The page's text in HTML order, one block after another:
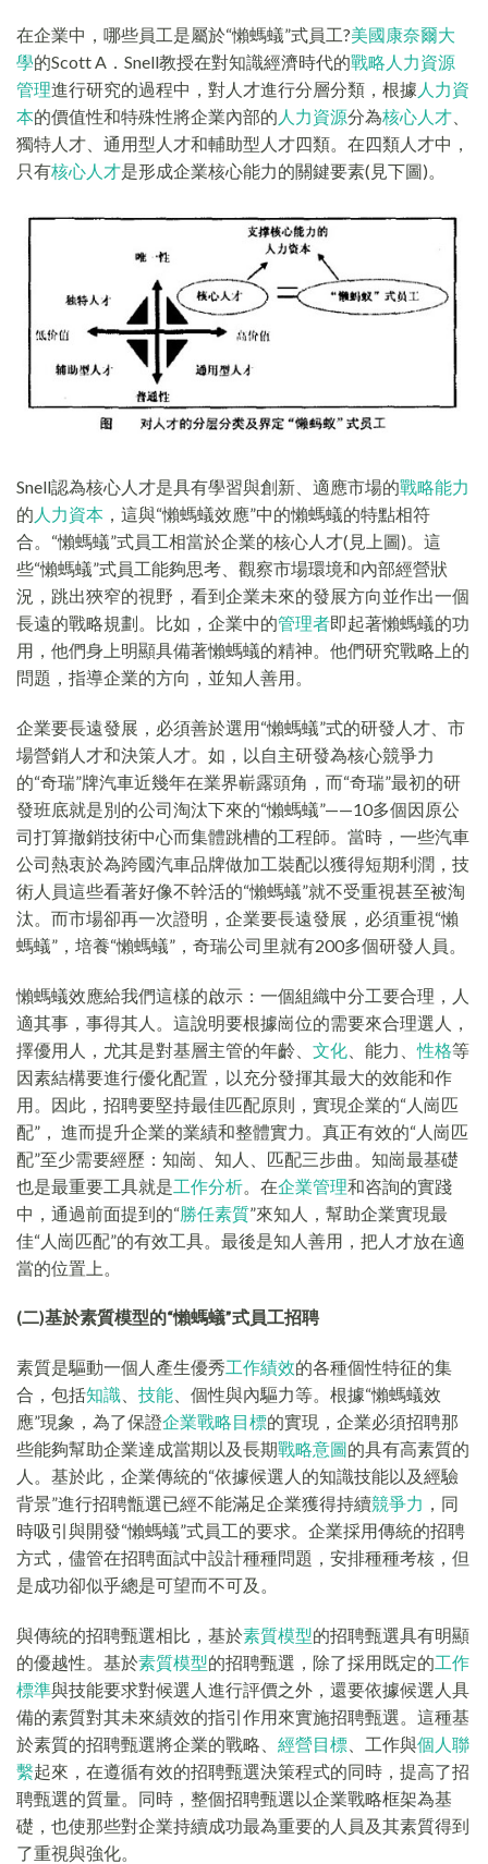
在企業中，哪些員工是屬於“懶螞蟻”式員工?美國康奈爾大
學的Scott A．Snell教授在對知識經濟時代的戰略人力資源
管理進行研究的過程中，對人才進行分層分類，根據 人力資
本的價值性和特殊性將企業內部的 人力資源分為核心人才
獨特人才、通用型人才和輔助型人才四類。在四類人才中，
只有核心人才是形成企業核心能力的關鍵要素(見下圖)。
Snell認為核心人才是具有學習與創新、適應市場的戰略能力
的 人力資本 ，這與“懶螞蟻效應”中的懶螞蟻的特點相符
合。“懶螞蟻”式員工相當於企業的核心人才(見上圖)。這
些“懶螞蟻”式員工能夠思考、觀察市場環境和內部經營狀
況，跳出狹窄的視野，看到企業未來的發展方向並作出一個
長遠的戰略規劃。比如，企業中的管理者即起著懶螞蟻的功
用，他們身上明顯具備著懶螞蟻的精神。他們研究戰略上的
問題，指導企業的方向，並知人善用。
企業要長遠發展，必須善於選用“懶螞蟻”式的研發人才、市
場營銷人才和決策人才。如，以自主研發為核心競爭力
的“奇瑞”牌汽車近幾年在業界嶄露頭角，而“奇瑞”最初的研
發班底就是別的公司淘汰下來的“懶螞蟻”——10多個因原公
司打算撤銷技術中心而集體跳槽的工程師。當時，一些汽車
公司熱衷於為跨國汽車品牌做加工裝配以獲得短期利潤，技
術人員這些看著好像不幹活的“懶螞蟻”就不受重視甚至被淘
汰。而市場卻再一次證明，企業要長遠發展，必須重視“懶
螞蟻”，培養“懶螞蟻”，奇瑞公司里就有200多個研發人員。
懶螞蟻效應給我們這樣的啟示：一個組織中分工要合理，人
適其事，事得其人。這說明要根據崗位的需要來合理選人，
擇優用人，尤其是對基層主管的年齡、 文化 、能力、性格等
因素結構要進行優化配置，以充分發揮其最大的效能和作
用。因此，招聘要堅持最佳匹配原則，實現企業的“人崗匹
配”， 進而提升企業的業績和整體實力。真正有效的“人崗匹
配”至少需要經歷：知崗、知人、匹配三步曲。知崗最基礎
也是最重要工具就是工作分析 。在企業管理和咨詢的實踐
中，通過前面提到的“勝任素質”來知人，幫助企業實現最
佳“人崗匹配”的有效工具。最後是知人善用，把人才放在適
當的位置上。
(二)基於素質模型的“懶螞蟻”式員工招聘
素質是驅動一個人產生優秀工作績效的各種個性特征的集
合，包括知識 技能 、個性與內驅力等。根據“懶螞蟻效
應”現象，為了保證企業戰略目標的實現，企業必須招聘那
些能夠幫助企業達成當期以及長期戰略意圖的具有高素質的
人。基於此，企業傳統的“依據候選人的知識技能以及經驗
背景”進行招聘甑選已經不能滿足企業獲得持續競爭力 ，同
時吸引與開發“懶螞蟻”式員工的要求。企業採用傳統的招聘
方式，儘管在招聘面試中設計種種問題，安排種種考核，但
是成功卻似乎總是可望而不可及。
與傳統的招聘甄選相比，基於素質模型的招聘甄選具有明顯
的優越性。基於素質模型的招聘甄選，除了採用既定的工作
標準與技能要求對候選人進行評價之外，還要依據候選人具
備的素質對其未來績效的指引作用來實施招聘甄選。這種基
於素質的招聘甄選將企業的戰略、 經營目標 、工作與個人聯
繫起來，在遵循有效的招聘甄選決策程式的同時，提高了招
聘甄選的質量。同時，整個招聘甄選以企業戰略框架為基
礎，也使那些對企業持續成功最為重要的人員及其素質得到
了重視與強化。